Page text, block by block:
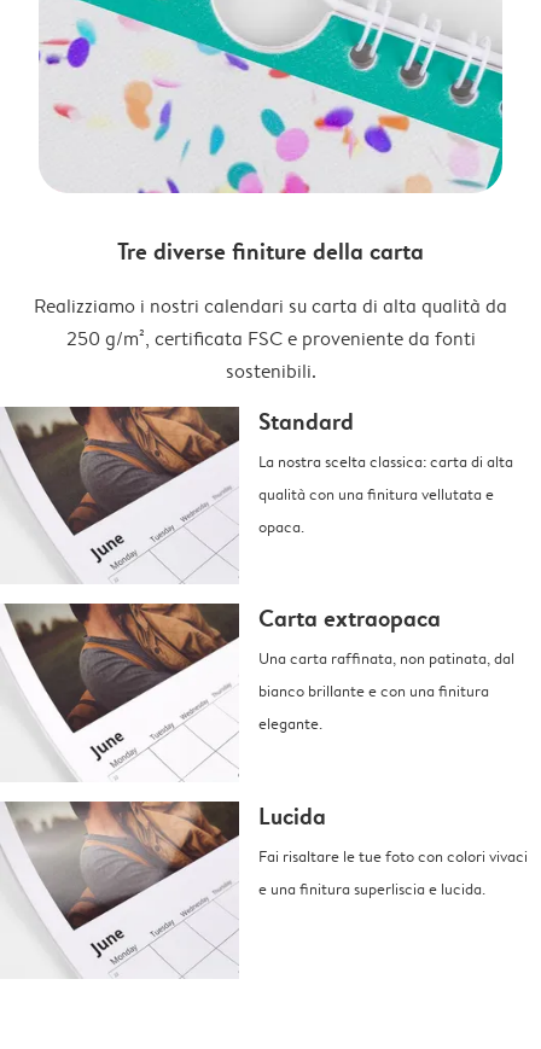
Tre diverse finiture della carta
Realizziamo i nostri calendari su carta di alta qualità da
250 g/m², certificata FSC e proveniente da fonti
sostenibili.
Standard
La nostra scelta classica: carta di alta
qualità con una finitura vellutata e
opaca.
Carta extraopaca
Una carta raffinata, non patinata, dal
bianco brillante e con una finitura
elegante.
Lucida
Fai risaltare le tue foto con colori vivaci
e una finitura superliscia e lucida.